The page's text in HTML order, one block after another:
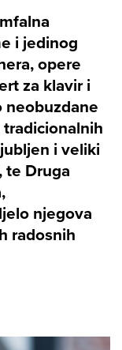
i jedinog
opere
za klavir i
neobuzdane
i veliki
te Druga
njegova
radosnih